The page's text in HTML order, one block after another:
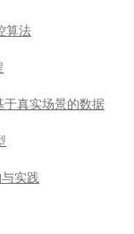
理及实战
战
导航技术导引